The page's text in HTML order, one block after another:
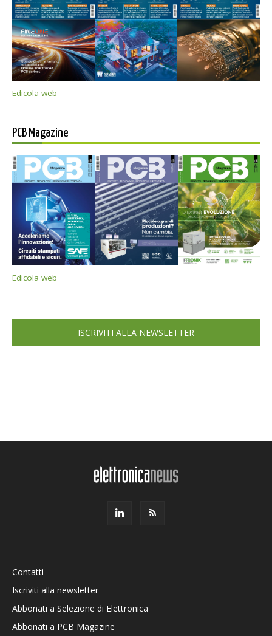
Edicola web
PCB Magazine
Edicola web
ISCRIVITI ALLA NEWSLETTER
Contatti
Iscriviti alla newsletter
Abbonati a Selezione di Elettronica
Abbonati a PCB Magazine